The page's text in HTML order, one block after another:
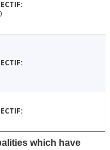
which have